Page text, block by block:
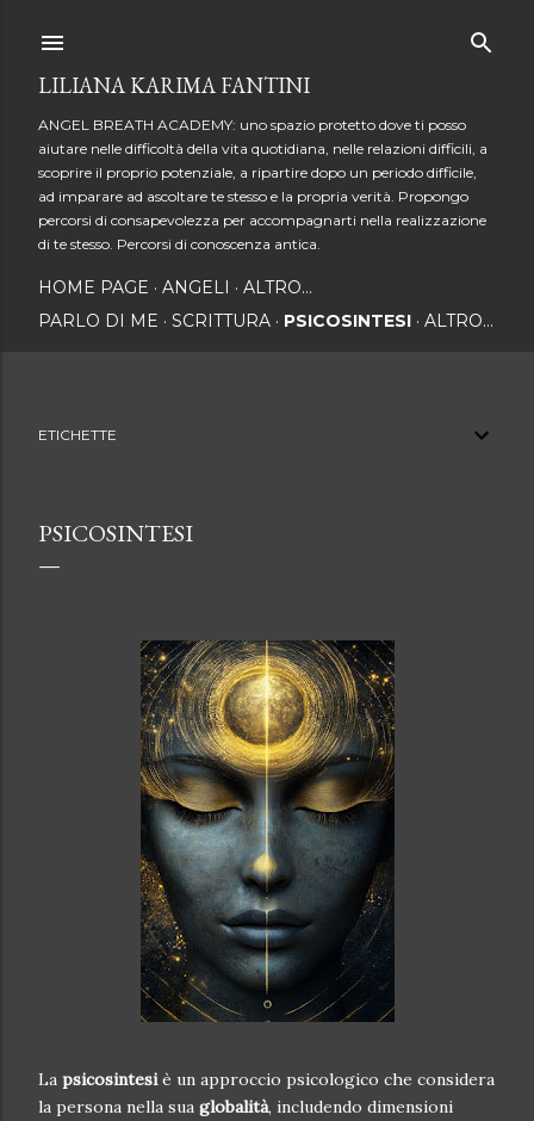
LILIANA KARIMA FANTINI
ANGEL BREATH ACADEMY: uno spazio protetto dove ti posso
aiutare nelle difficoltà della vita quotidiana, nelle relazioni difficili, a
scoprire il proprio potenziale, a ripartire dopo un periodo difficile,
ad imparare ad ascoltare te stesso e la propria verità. Propongo
percorsi di consapevolezza per accompagnarti nella realizzazione
di te stesso. Percorsi di conoscenza antica.
HOME PAGE ANGELI
ALTRO…
PARLO DI ME
SCRITTURA PSICOSINTESI ALTRO…
ETICHETTE
PSICOSINTESI
La psicosintesiè un approccio psicologico che considera
la persona nella sua globalità, includendo dimensioni